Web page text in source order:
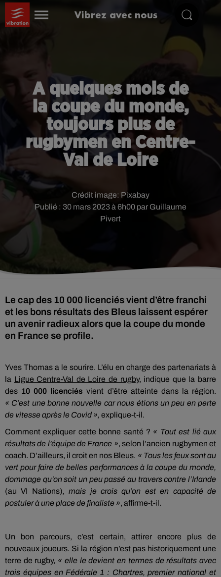
Vibrez avec nous
A quelques mois de
la coupe du monde,
toujours plus de
rugbymen en Centre-
Val de Loire
Publié : 30 mars 2023 à 6h00 par Guillaume
Pivert
Crédit image: Pixabay
Le cap des 10 000 licenciés vient d’être franchi
et les bons résultats des Bleus laissent espérer
un avenir radieux alors que la coupe du monde
en France se profile.
Yves Thomas a le sourire. L’élu en charge des partenariats à
la Ligue Centre-Val de Loire de rugby, indique que la barre
des 10 000 licenciés vient d’être atteinte dans la région.
« C’est une bonne nouvelle car nous étions un peu en perte
de vitesse après le Covid », explique-t-il.
Comment expliquer cette bonne santé ? « Tout est lié aux
résultats de l’équipe de France », selon l’ancien rugbymen et
coach. D’ailleurs, il croit en nos Bleus. « Tous les feux sont au
vert pour faire de belles performances à la coupe du monde,
dommage qu’on soit un peu passé au travers contre l’Irlande
(au VI Nations), mais je crois qu’on est en capacité de
postuler à une place de finaliste », affirme-t-il.
Un bon parcours, c’est certain, attirer encore plus de
nouveaux joueurs. Si la région n’est pas historiquement une
terre de rugby, « elle le devient en termes de résultats avec
trois équipes en Fédérale 1 : Chartres, premier national et